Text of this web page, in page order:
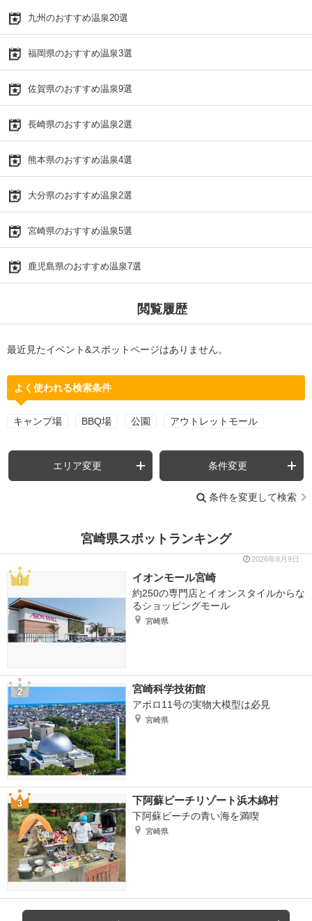
九州のおすすめ温泉20選
福岡県のおすすめ温泉3選
佐賀県のおすすめ温泉9選
長崎県のおすすめ温泉2選
熊本県のおすすめ温泉4選
大分県のおすすめ温泉2選
宮崎県のおすすめ温泉5選
鹿児島県のおすすめ温泉7選
閲覧履歴
最近見たイベント&スポットページはありません。
よく使われる検索条件
キャンプ場 BBQ場 公園 アウトレットモール
エリア変更 条件変更
条件を変更して検索
宮崎県スポットランキング
2026年8月9日
イオンモール宮崎
約250の専門店とイオンスタイルからな
るショッピングモール
宮崎県
宮崎科学技術館
アポロ11号の実物大模型は必見
宮崎県
下阿蘇ビーチリゾート浜木綿村
下阿蘇ビーチの青い海を満喫
宮崎県